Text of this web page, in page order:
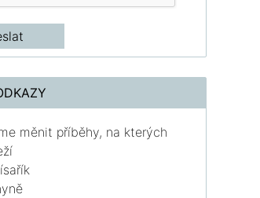
měnit příběhy, na kterých